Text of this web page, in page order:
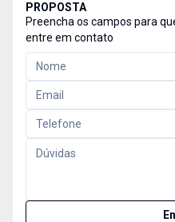
PROPOSTA
Preencha os campos para
entre em contato